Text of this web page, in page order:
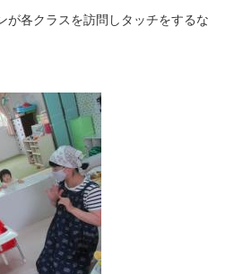
が各クラスを訪問しタッチをするな